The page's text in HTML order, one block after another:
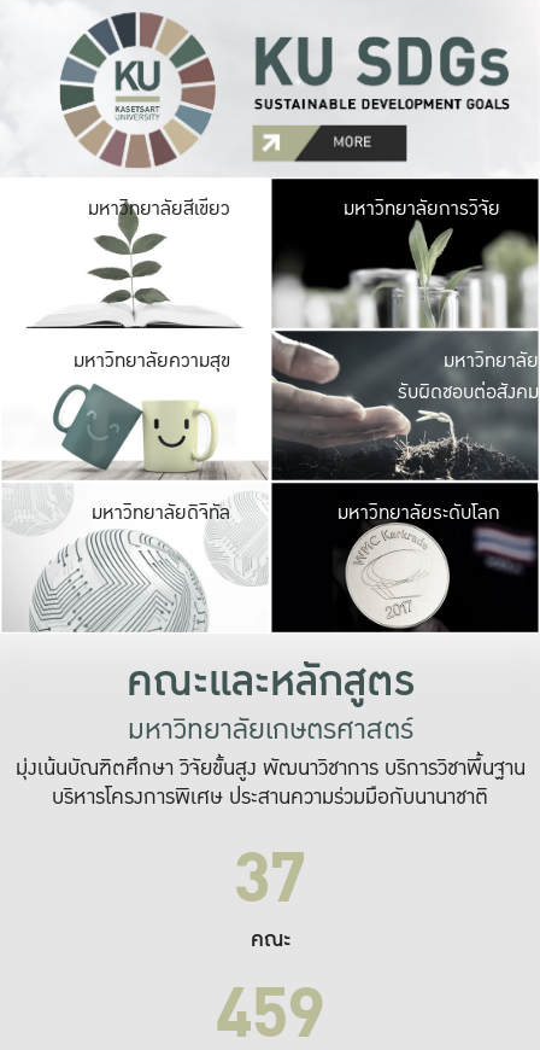
มหาวิทยาลัยสีเขียว มหาวิ
มีพื้นที่เขียวสดใส
เป็นป่าในเมือง เกษต
มหาวิทยาลัยการวิจัย
มหาวิทยาลัยความสุข มหาวิ
ค
เปิดประ
และพบเรื่องราวใ
มหาวิทยาลัย
รับผิดชอบต่อสังคม
มหาวิทยาลัยดิจิทัล มหาวิ
เปลี่ยนแปลง แล
เพื่อทำง
ระบบสารสนเทศ
มหาวิทยาลัยระดับโลก
คณะและหลักสูตร
มหาวิทยาลัยเกษตรศาสตร์
มุ่งเน้นบัณฑิตศึกษา วิจัยขั้นสูง พัฒนาวิชาการ บริการวิชาพื้นฐาน
บริหารโครงการพิเศษ ประสานความร่วมมือกับนานาชาติ
37
คณะ
459